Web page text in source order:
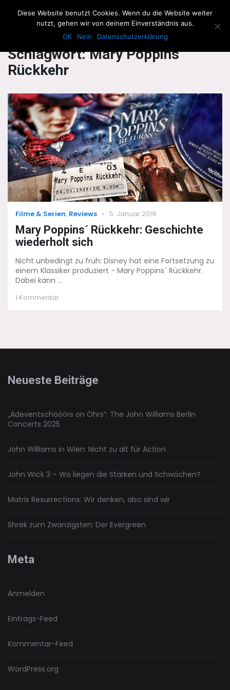
The Howling Men
Schlagwort:Mary Poppins´
Rückkehr
Categories
Filme & Serien, Reviews
Posted
on
5. Januar 2019
Mary Poppins´ Rückkehr: Geschichte
wiederholt sich
Nicht unbedingt zu früh: Disney hat eine Fortsetzung zu
einem Klassiker produziert - Mary Poppins´ Rückkehr.
Dabei kann ...
1 Kommentarzu
Neueste Beiträge
„Adeventschööörs on Öhrs“: The John Williams Berlin
Concerts 2025
John Williams in Wien: Nicht zu alt für Action
John Wick 3 – Wo liegen die Stärken und Schwächen?
Matrix Resurrections: Wir denken, also sind wir
Shrek zum Zwanzigsten: Der Evergreen
Meta
Anmelden
Eintrags-Feed
Kommentar-Feed
WordPress.org
Diese Website benutzt Cookies. Wenn du die Website weiter
nutzt, gehen wir von deinem Einverständnis aus.
OK
Nein Datenschutzerklärung